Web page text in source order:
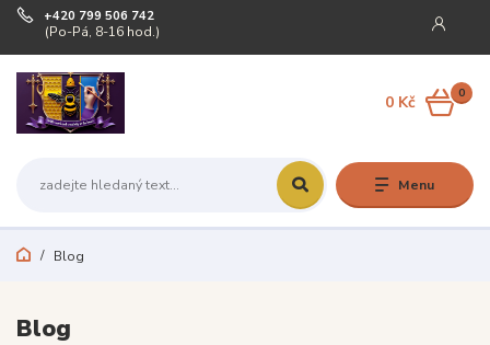
Menu
+420 799 506 742
(Po-Pá, 8-16 hod.)
0
0 Kč
Blog
Blog